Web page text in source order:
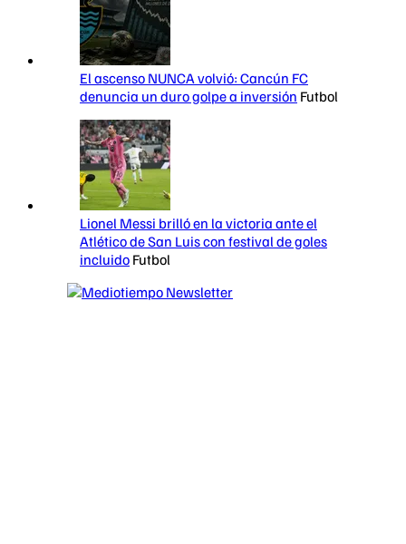
El ascenso NUNCA volvió: Cancún FC
denuncia un duro golpe a inversión Futbol
Lionel Messi brilló en la victoria ante el
Atlético de San Luis con festival de goles
incluido Futbol